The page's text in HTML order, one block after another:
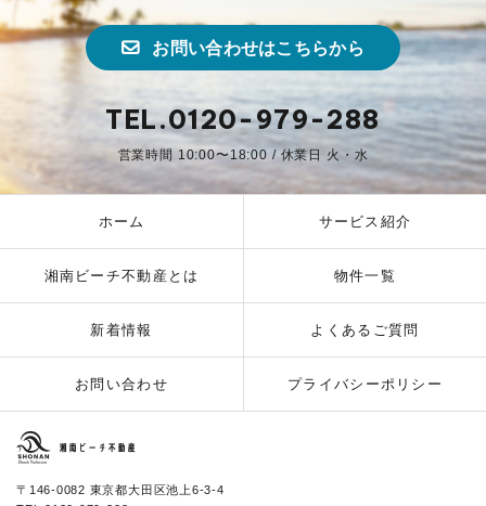
お問い合わせはこちらから
TEL.0120-979-288
営業時間 10:00〜18:00 / 休業日 火・水
〒146-0082 東京都大田区池上6-3-4
ホーム サービス紹介
湘南ビーチ不動産とは 物件一覧
新着情報 よくあるご質問
お問い合わせ プライバシーポリシー